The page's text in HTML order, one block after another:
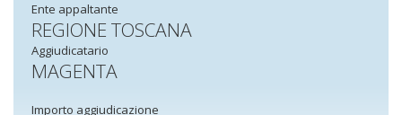
Ente appaltante
REGIONE TOSCANA
Aggiudicatario
MAGENTA
Importo aggiudicazione